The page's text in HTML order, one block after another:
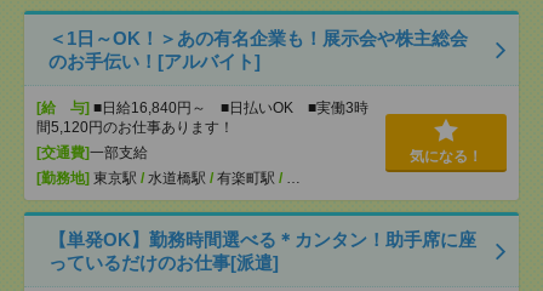
＜1日～OK！＞あの有名企業も！展示会や株主総会
のお手伝い！[アルバイト]
[給 与] ■日給16,840円～ ■日払いOK ■実働3時
間5,120円のお仕事あります！
[交通費]一部支給
[勤務地] 東京駅 / 水道橋駅 / 有楽町駅 / …
気になる！
【単発OK】勤務時間選べる＊カンタン！助手席に座
っているだけのお仕事[派遣]